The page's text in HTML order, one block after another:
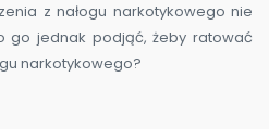
z nałogu narkotykowego nie
go jednak podjąć, żeby ratować
narkotykowego?